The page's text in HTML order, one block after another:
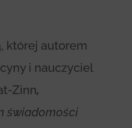
której autorem
i nauczyciel
Zinn,
świadomości